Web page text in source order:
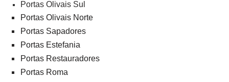
Portas Olivais Sul
Portas Olivais Norte
Portas Sapadores
Portas Estefania
Portas Restauradores
Portas Roma